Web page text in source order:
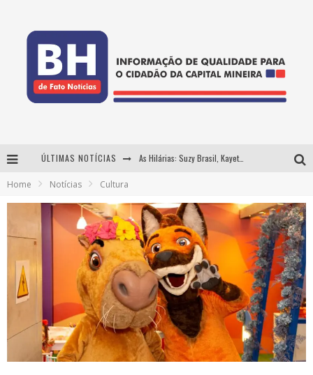
ÚLTIMAS NOTÍCIAS As Hilárias: Suzy Brasil, Kayete e Karoline Absinto retornam a Belo Horizonte para apresentação única no Teatro Sesiminas
Usecorp consolida a 'economia do uso' no B2B brasileiro, vira S.A. e impulsiona expansão com novo fundo estruturado
Hot Wheels Monster Trucks Live™ confirma Belo Horizonte na turnê América do Sul 2027
Home Notícias Cultura